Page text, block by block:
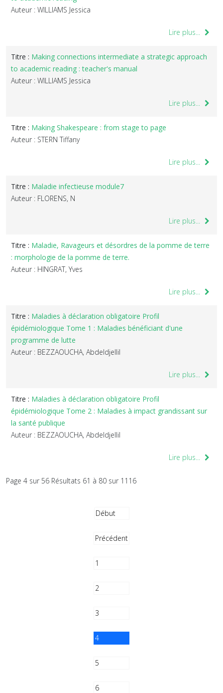
Auteur : WILLIAMS Jessica
Lire plus...
Titre : Making connections intermediate a strategic approach
to academic reading : teacher's manual
Auteur : WILLIAMS Jessica
Lire plus...
Titre : Making Shakespeare : from stage to page
Auteur : STERN Tiffany
Lire plus...
Titre : Maladie infectieuse module7
Auteur : FLORENS, N
Lire plus...
Titre : Maladie, Ravageurs et désordres de la pomme de terre
: morphologie de la pomme de terre.
Auteur : HINGRAT, Yves
Lire plus...
Titre : Maladies à déclaration obligatoire Profil
épidémiologique Tome 1 : Maladies bénéficiant d'une
programme de lutte
Auteur : BEZZAOUCHA, Abdeldjellil
Lire plus...
Titre : Maladies à déclaration obligatoire Profil
épidémiologique Tome 2 : Maladies à impact grandissant sur
la santé publique
Auteur : BEZZAOUCHA, Abdeldjellil
Lire plus...
Page 4 sur 56 Résultats 61 à 80 sur 1116
Début
Précédent
1
2
3
4
5
6